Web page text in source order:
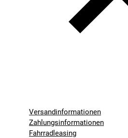
Versandinformationen
Zahlungsinformationen
Fahrradleasing